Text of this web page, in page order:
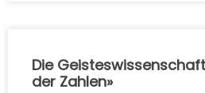
Die
der Zahlen»